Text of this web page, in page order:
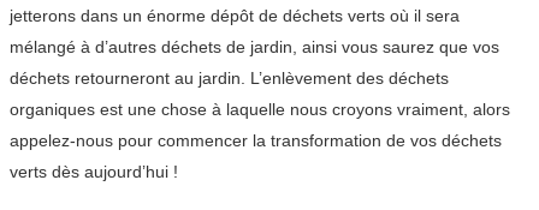
jetterons dans un énorme dépôt de déchets verts où il sera
mélangé à d’autres déchets de jardin, ainsi vous saurez que vos
déchets retourneront au jardin. L’enlèvement des déchets
organiques est une chose à laquelle nous croyons vraiment, alors
appelez-nous pour commencer la transformation de vos déchets
verts dès aujourd’hui !